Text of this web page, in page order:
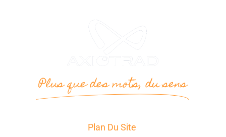
Plus que des mots, du sens
Plan Du Site